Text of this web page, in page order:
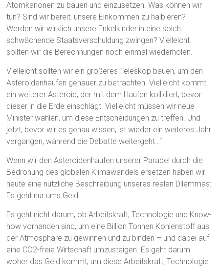
Atomkanonen zu bauen und einzusetzen. Was können wir
tun? Sind wir bereit, unsere Einkommen zu halbieren?
Werden wir wirklich unsere Enkelkinder in eine solch
schwächende Staatsverschuldung zwingen? Vielleicht
sollten wir die Berechnungen noch einmal wiederholen.
Vielleicht sollten wir ein größeres Teleskop bauen, um den
Asteroidenhaufen genauer zu betrachten. Vielleicht kommt
ein weiterer Asteroid, der mit dem Haufen kollidiert, bevor
dieser in die Erde einschlägt. Vielleicht müssen wir neue
Minister wählen, um diese Entscheidungen zu treffen. Und
jetzt, bevor wir es genau wissen, ist wieder ein weiteres Jahr
vergangen, während die Debatte weitergeht…“
Wenn wir den Asteroidenhaufen unserer Parabel durch die
Bedrohung des globalen Klimawandels ersetzen haben wir
heute eine nützliche Beschreibung unseres realen Dilemmas:
Es geht nur ums Geld.
Es geht nicht darum, ob Arbeitskraft, Technologie und Know-
how vorhanden sind, um eine Billion Tonnen Kohlenstoff aus
der Atmosphäre zu gewinnen und zu binden – und dabei auf
eine CO2-freie Wirtschaft umzusteigen. Es geht darum
woher das Geld kommt, um diese Arbeitskraft, Technologie